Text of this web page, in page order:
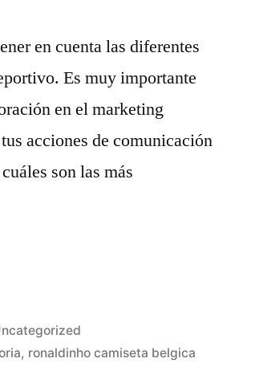
en cuenta las diferentes
Es muy importante
en el marketing
acciones de comunicación
son las más
, ronaldinho camiseta belgica